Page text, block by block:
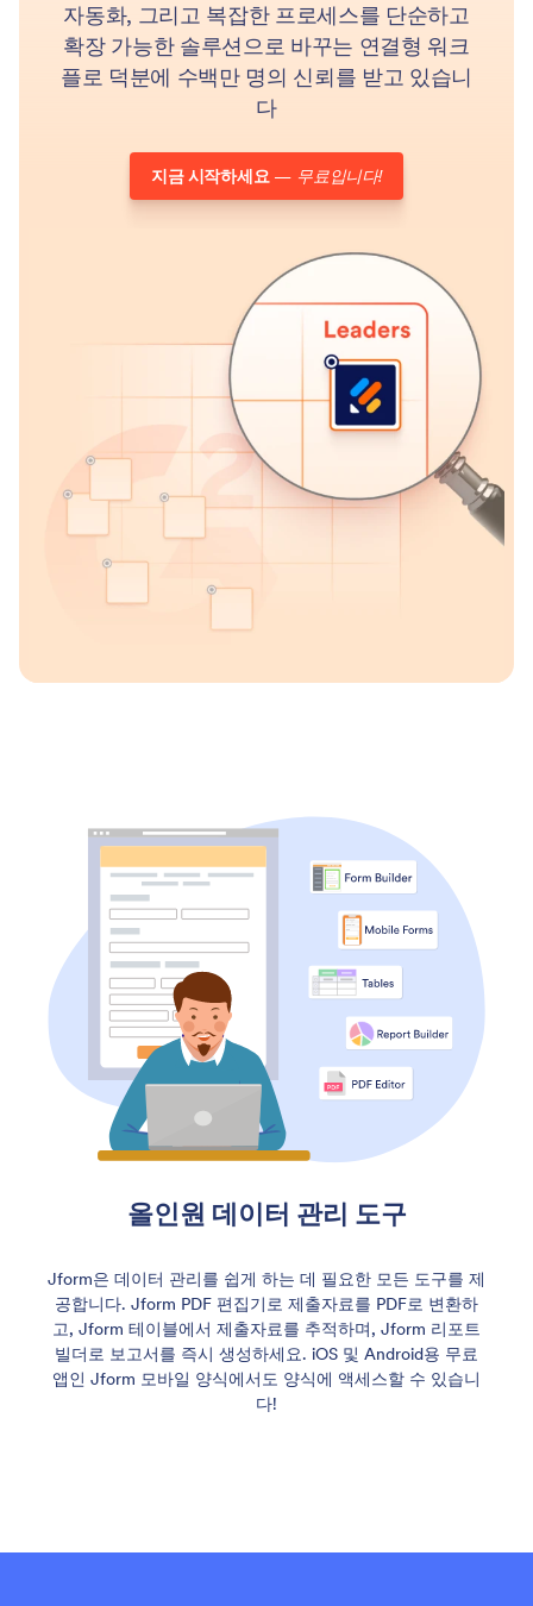
자동화, 그리고 복잡한 프로세스를 단순하고
확장 가능한 솔루션으로 바꾸는 연결형 워크
플로 덕분에 수백만 명의 신뢰를 받고 있습니
다
지금 시작하세요— 무료입니다!
올인원 데이터 관리 도구
Jform은 데이터 관리를 쉽게 하는 데 필요한 모든 도구를 제
공합니다. Jform PDF 편집기로 제출자료를 PDF로 변환하
고, Jform 테이블에서 제출자료를 추적하며, Jform 리포트
빌더로 보고서를 즉시 생성하세요. iOS 및 Android용 무료
앱인 Jform 모바일 양식에서도 양식에 액세스할 수 있습니
다!